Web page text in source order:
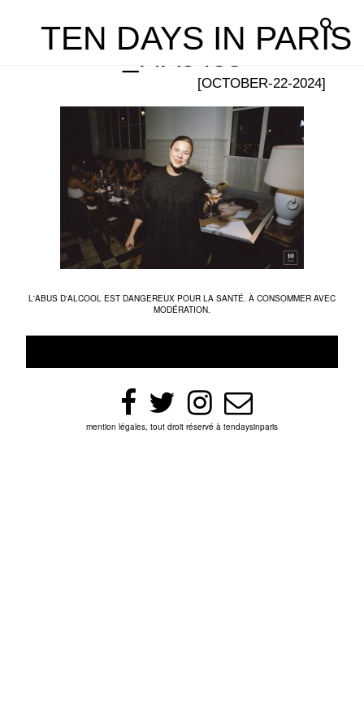
TEN DAYS IN PARIS
_I4A5438
[OCTOBER-22-2024]
L'ABUS D'ALCOOL EST DANGEREUX POUR LA SANTÉ. À CONSOMMER AVEC
MODÉRATION.
mention légales, tout droit réservé à tendaysinparis